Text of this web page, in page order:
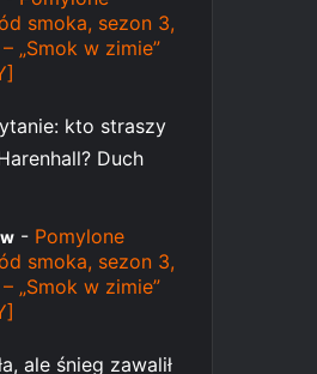
smoka, sezon 3,
„Smok w zimie”
kto straszy
Duch
- Pomylone
smoka, sezon 3,
„Smok w zimie”
ale śnieg zawalił